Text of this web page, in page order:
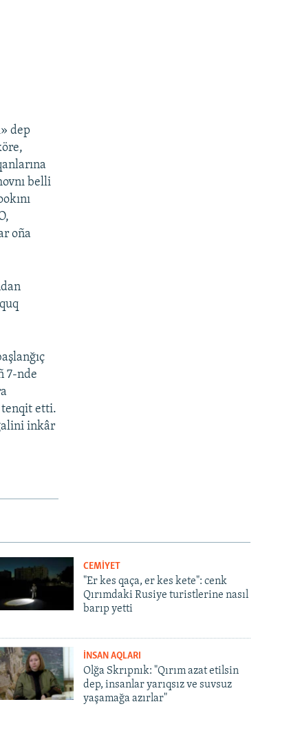
dep
belli
oña
7-nde
tenqit etti.
inkâr
CEMİYET
"Er kes qaça, er kes kete": cenk
Qırımdaki Rusiye turistlerine nasıl
barıp yetti
İNSAN AQLARI
Olğa Skrıpnık: "Qırım azat etilsin
dep, insanlar yarıqsız ve suvsuz
yaşamağa azırlar"